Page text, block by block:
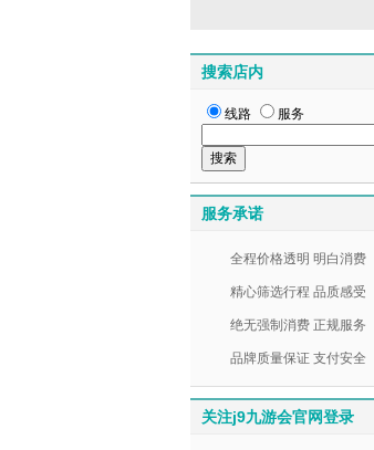
搜索店内
线路 服务
服务承诺
全程价格透明 明白消费
精心筛选行程 品质感受
绝无强制消费 正规服务
品牌质量保证 支付安全
关注j9九游会官网登录